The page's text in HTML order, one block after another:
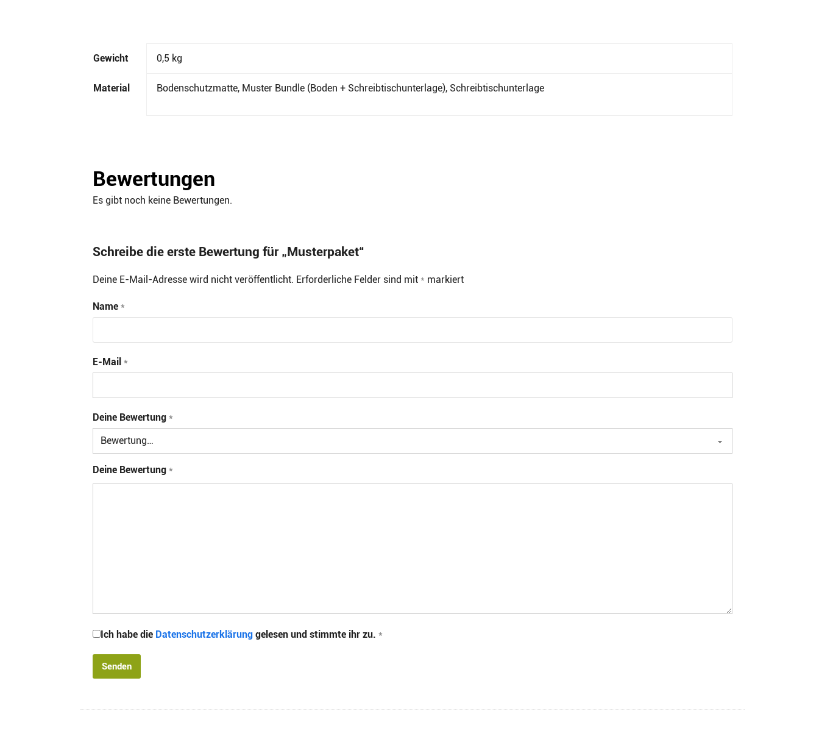
Gewicht 0,5 kg
Material Bodenschutzmatte, Muster Bundle (Boden + Schreibtischunterlage), Schreibtischunterlage
Bewertungen
Es gibt noch keine Bewertungen.
Schreibe die erste Bewertung für „Musterpaket“
Deine E-Mail-Adresse wird nicht veröffentlicht. Erforderliche Felder sind mit * markiert
Name *
E-Mail *
Deine Bewertung *
Deine Bewertung *
Ich habe die Datenschutzerklärung gelesen und stimmte ihr zu. *